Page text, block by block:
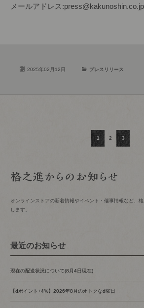
メールアドレス:press@kakunoshin.co.jp
2025年02月12日 プレスリリース
1 2 3
オンラインストアの新着情報やイベント・催事情報など、
します。
最近のお知らせ
現在の配送状況について(8月4日現在)
【dポイント+4%】2026年8月のオトクなd曜日